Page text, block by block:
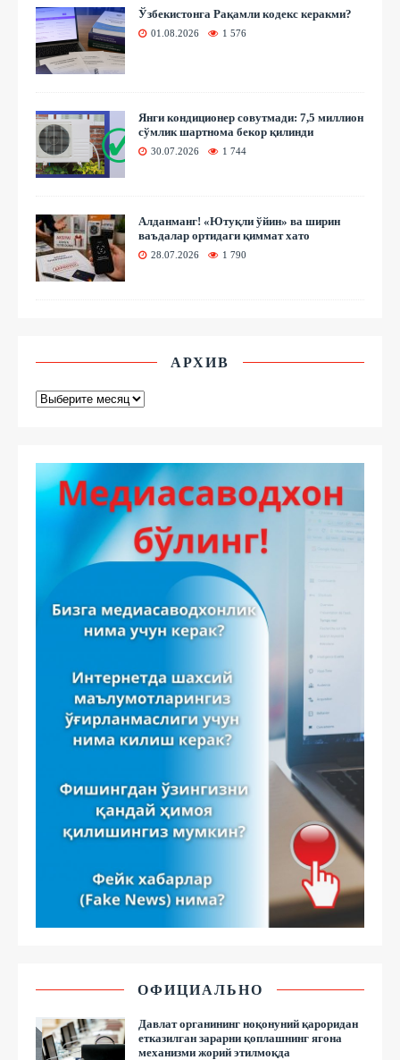
Ўзбекистонга Рақамли кодекс керакми?
01.08.2026 1 576
Янги кондиционер совутмади: 7,5 миллион
сўмлик шартнома бекор қилинди
30.07.2026 1 744
Алданманг! «Ютуқли ўйин» ва ширин
ваъдалар ортидаги қиммат хато
28.07.2026 1 790
АРХИВ
ОФИЦИАЛЬНО
Давлат органининг ноқонуний қароридан
етказилган зарарни қоплашнинг ягона
механизми жорий этилмоқда